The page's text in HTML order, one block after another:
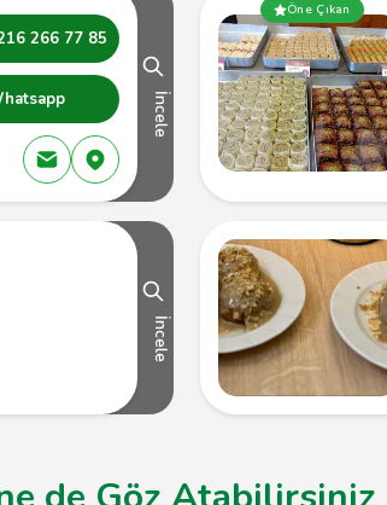
266 77 85
İncele
Öne Çıkan
İncele